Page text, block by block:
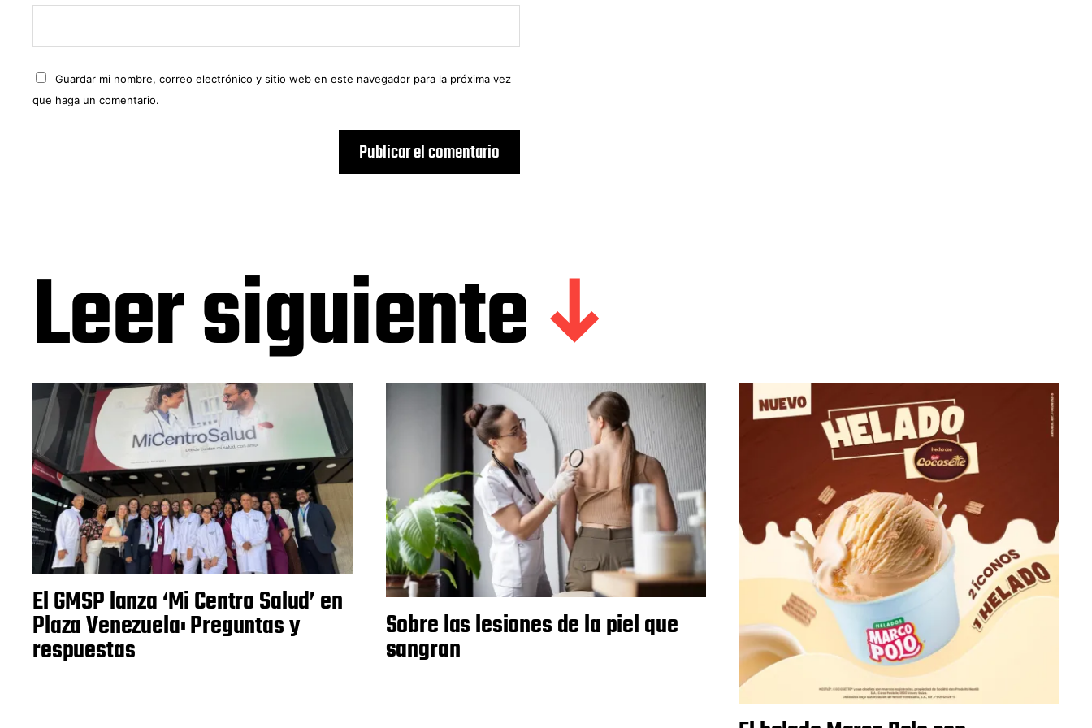
Guardar mi nombre, correo electrónico y sitio web en este navegador para la próxima vez
que haga un comentario.
Leer siguiente
El GMSP lanza ‘Mi Centro Salud’ en
Plaza Venezuela: Preguntas y
respuestas
Sobre las lesiones de la piel que
sangran